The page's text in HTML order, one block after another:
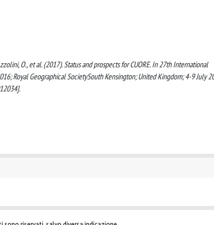
O., et al. (2017). Status and prospects for CUORE. In 27th International
Royal Geographical SocietySouth Kensington; United Kingdom; 4-9 July